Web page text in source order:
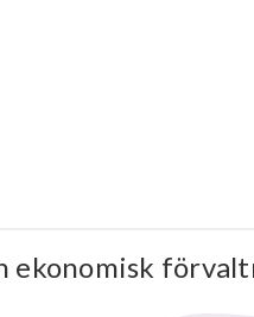
ekonomisk